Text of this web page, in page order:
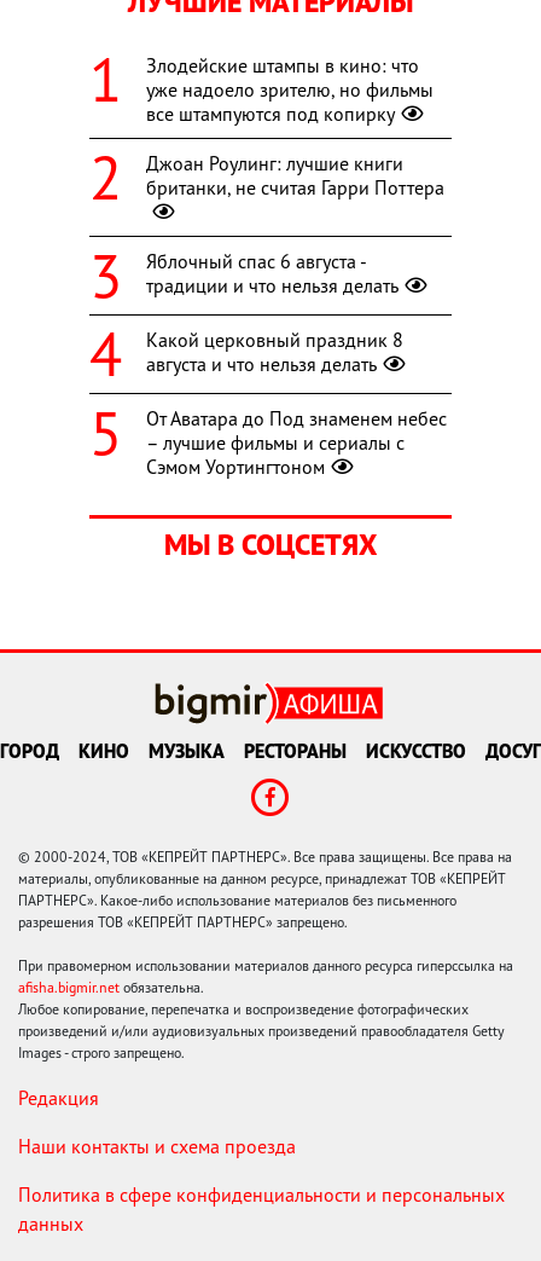
Злодейские штампы в кино: что
уже надоело зрителю, но фильмы
все штампуются под копирку
Джоан Роулинг: лучшие книги
британки, не считая Гарри Поттера
Яблочный спас 6 августа -
традиции и что нельзя делать
Какой церковный праздник 8
августа и что нельзя делать
От Аватара до Под знаменем небес
– лучшие фильмы и сериалы с
Сэмом Уортингтоном
МЫ В СОЦСЕТЯХ
ГОРОД КИНО МУЗЫКА РЕСТОРАНЫ ИСКУССТВО ДОСУГ
© 2000-2024, ТОВ «КЕПРЕЙТ ПАРТНЕРС». Все права защищены. Все права на
материалы, опубликованные на данном ресурсе, принадлежат ТОВ «КЕПРЕЙТ
ПАРТНЕРС». Какое-либо использование материалов без письменного
разрешения ТОВ «КЕПРЕЙТ ПАРТНЕРС» запрещено.
При правомерном использовании материалов данного ресурса гиперссылка на
afisha.bigmir.net обязательна.
Любое копирование, перепечатка и воспроизведение фотографических
произведений и/или аудиовизуальных произведений правообладателя Getty
Images - строго запрещено.
Редакция
Наши контакты и схема проезда
Политика в сфере конфиденциальности и персональных
данных